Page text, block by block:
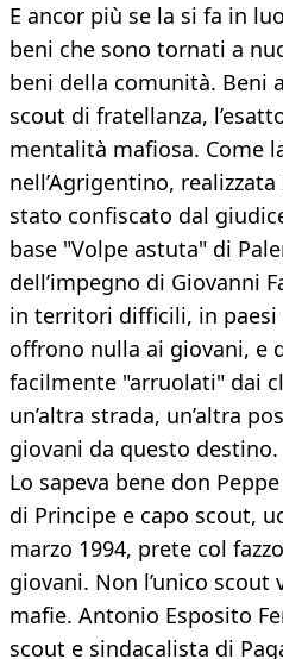
E ancor più se la si fa in
beni che sono tornati a
beni della comunità. Beni
scout di fratellanza,
mentalità mafiosa. Come
nell’Agrigentino,
stato confiscato dal
base "Volpe astuta" di
dell’impegno di Giovanni
in territori difficili, in
offrono nulla ai giovani, e
facilmente "arruolati" dai
un’altra strada, un’altra
giovani da questo destino.
Lo sapeva bene don
di Principe e capo scout,
marzo 1994, prete col
giovani. Non l’unico
mafie. Antonio Esposito
scout e sindacalista di